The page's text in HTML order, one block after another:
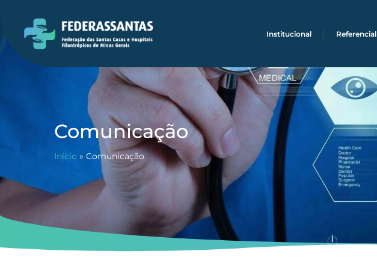
Institucional Referencial
Comunicação
Início » Comunicação